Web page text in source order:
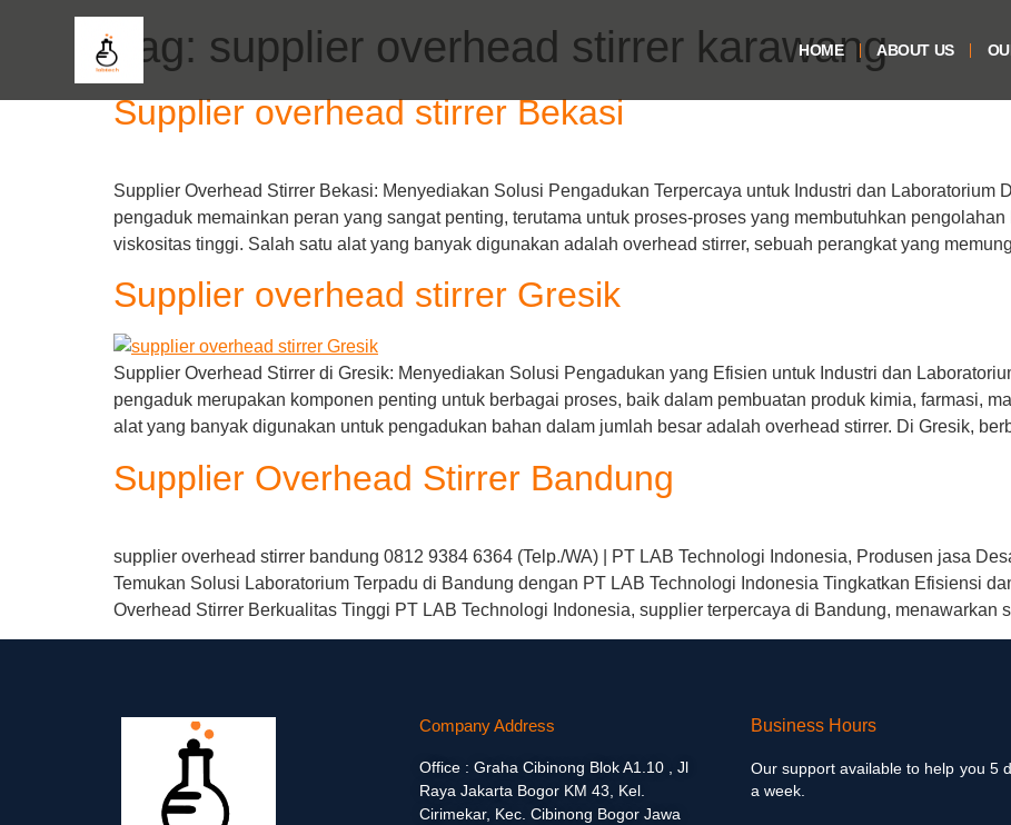
HOME ABOUT US
Tag: supplier overhead stirrer karawang
Supplier overhead stirrer Bekasi
Supplier Overhead Stirrer Bekasi: Menyediakan Solusi Pengadukan Terpercaya untuk Industri dan Laboratorium
pengaduk memainkan peran yang sangat penting, terutama untuk proses-proses yang membutuhkan
viskositas tinggi. Salah satu alat yang banyak digunakan adalah overhead stirrer, sebuah perangkat yang
Supplier overhead stirrer Gresik
Supplier Overhead Stirrer di Gresik: Menyediakan Solusi Pengadukan yang Efisien untuk Industri dan
pengaduk merupakan komponen penting untuk berbagai proses, baik dalam pembuatan produk kimia, farmasi,
alat yang banyak digunakan untuk pengadukan bahan dalam jumlah besar adalah overhead stirrer. Di Gresik,
Supplier Overhead Stirrer Bandung
supplier overhead stirrer bandung 0812 9384 6364 (Telp./WA) | PT LAB Technologi Indonesia, Produsen jasa
Temukan Solusi Laboratorium Terpadu di Bandung dengan PT LAB Technologi Indonesia Tingkatkan Efisiensi
Overhead Stirrer Berkualitas Tinggi PT LAB Technologi Indonesia, supplier terpercaya di Bandung, menawarkan
Company Address
Office : Graha Cibinong Blok A1.10 , Jl
Raya Jakarta Bogor KM 43, Kel.
Cirimekar, Kec. Cibinong Bogor Jawa
Business Hours
Our support available to help you 5
a week.